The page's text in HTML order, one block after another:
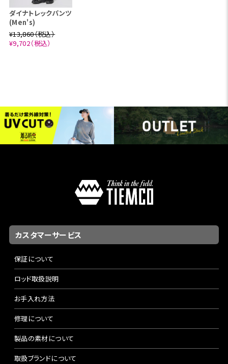
ダイナトレックパンツ
(Men's)
¥13,860（税込）
¥9,702（税込）
カスタマーサービス
保証について
ロッド取扱説明
お手入れ方法
修理について
製品の素材について
取扱ブランドについて